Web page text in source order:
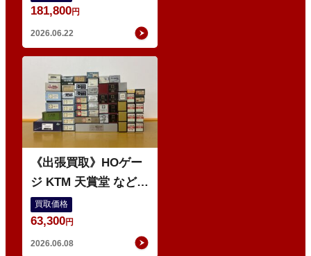
181,800円
2026.06.22
《出張買取》HOゲー
ジ KTM 天賞堂 などの
鉄道模型
買取価格
63,300円
2026.06.08